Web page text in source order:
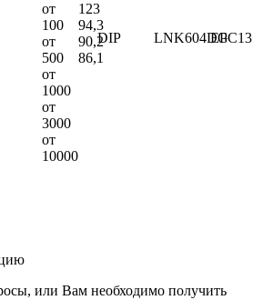
от
100
от
500
от
1000
от
3000
от
10000
123
94,3
90,2
86,1
DIP LNK604DGEPC13
или Вам необходимо получить